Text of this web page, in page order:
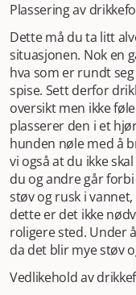
Plassering av
Dette må du ta litt
situasjonen. Nok en
hva som er rundt
spise. Sett derfor
oversikt men ikke
plasserer den i et
hunden nøle med å
vi også at du ikke
du og andre går
støv og rusk i
dette er det ikke
roligere sted. Under
da det blir mye støv
Vedlikehold av